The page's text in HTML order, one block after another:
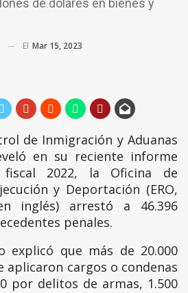
de dólares en bienes y
El Mar 15, 2023
de Inmigración y Aduanas
en su reciente informe
2022, la Oficina de
y Deportación (ERO,
inglés) arrestó a 46.396
penales.
explicó que más de 20.000
aplicaron cargos o condenas
por delitos de armas, 1.500